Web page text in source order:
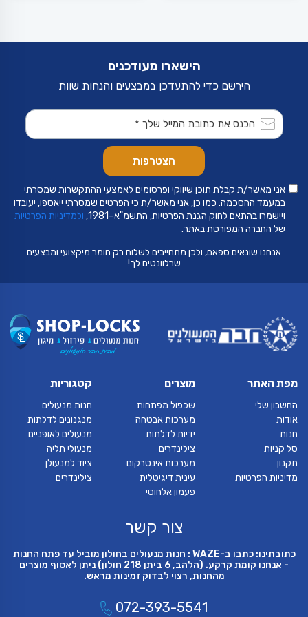
הישארו מעודכנים
הירשם כדי להתעדכן במבצעים והנחות שוות
אני מאשר/ת קבלת תוכן שיווקי ופרסומים לאמצעי ההתקשרות שמסרתי
במעמד ההסכמה. כמו כן, אני מאשר/ת כי הפרטים שמסרתי ייאספו, יעובדו
ויישמרו בהתאם לחוק הגנת הפרטיות, התשמ"א–1981,
ולמדיניות הפרטיות
של החברה המפורטת באתר.
אנחנו שונאים ספאם, ולכן מתחייבים לשלוח רק חומר מיקצועי ומבצעים
שרלוונטים לך!
מפת האתר
החשבון שלי
אודות
חנות
סל קניות
תקנון
מדיניות הפרטיות
מוצרים
שכפול מפתחות
מערכות אבטחה
ידיות לדלתות
צילינדרים
מערכות אינטרקום
עינית דיגיטלית
פעמון אלחוטי
קטגוריות
חנות מנעולים
מנגנונים לדלתות
מנעולים לאופניים
מנעולי תליה
ציוד למנעולן
צילינדרים
צור קשר
כתובתינו: כתבו ב-WAZE : חנות מנעולים בחולון מוביל עד פתח החנות
- אנחנו קומת קרקע. (הלהב, 6 ביתן 218 חולון) ניתן לאסוף מוצרים
מהחנות, רצוי לבדוק זמינות מראש.
072-393-5541